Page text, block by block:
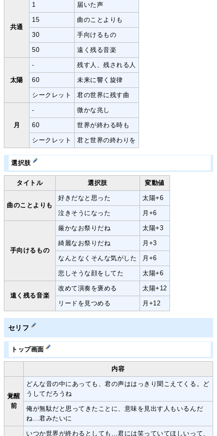
共通
1 届いた声
15 曲のことよりも
30 手向けるもの
50 遠く残る音楽
太陽
- 残す人、残される人
60 未来に響く旋律
シークレット 君の世界に残す曲
月
- 微かな兆し
60 世界が終わる時も
シークレット 君と世界の終わりを
選択肢
タイトル 選択肢 変動値
曲のことよりも
好きだなと思った 太陽+6
泣きそうになった 月+6
手向けるもの
厳かなお祭りだね 太陽+3
綺麗なお祭りだね 月+3
なんとなくそんな気がした 月+6
悲しそうな顔をしてた 太陽+6
遠く残る音楽
改めて演奏を褒める 太陽+12
リードを見つめる 月+12
セリフ
トップ画面
内容
覚醒
前
どんな音の中にあっても、君の声ははっきり聞こえてくる。ど
うしてだろうね
俺が無駄だと思ってきたことに、意味を見出す人もいるんだ
ね…君みたいに
いつか世界が終わるとしても…君には笑っていてほしいって、